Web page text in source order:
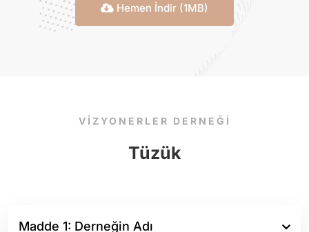
Hemen İndir (1MB)
VİZYONERLER DERNEĞİ
Tüzük
Madde 1: Derneğin Adı